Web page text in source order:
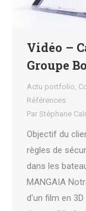
Vidéo –
Groupe
Actu portfolio
Références
Par Stéphane
Objectif du
règles de
dans les
MANGAIA
d’un film en